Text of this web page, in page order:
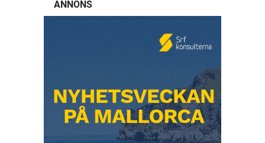
ANNONS